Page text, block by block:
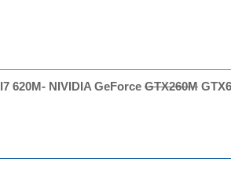
I7 620M- NIVIDIA GeForce GTX260M